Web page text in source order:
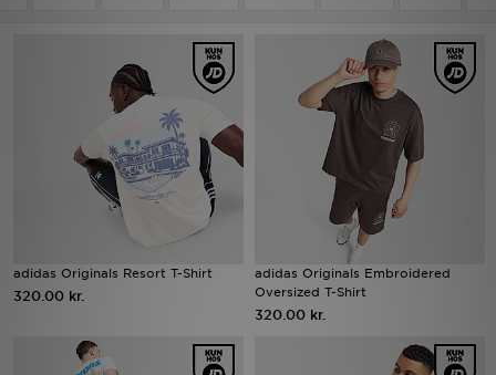
adidas Originals Resort T-Shirt
320.00 kr.
adidas Originals Embroidered
Oversized T-Shirt
320.00 kr.
Download JD app'en